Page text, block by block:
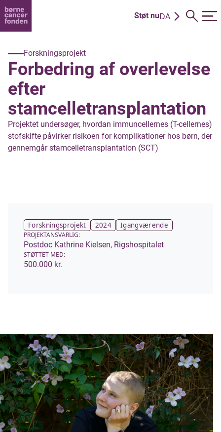
Støt nuDA
Forskningsprojekt
Forbedring af overlevelse
efter
stamcelletransplantation
Projektet undersøger, hvordan immuncellernes (T-cellernes)
stofskifte påvirker risikoen for komplikationer hos børn, der
gennemgår stamcelletransplantation (SCT)
Forskningsprojekt 2024 Igangværende
PROJEKTANSVARLIG:
Postdoc Kathrine Kielsen, Rigshospitalet
STØTTET MED:
500.000 kr.